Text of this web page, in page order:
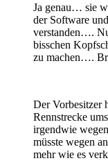
Ja genau… sie
der Software
verstanden….
bisschen
zu machen….
Der Vorbesitzer
Rennstrecke
irgendwie
müsste wegen
mehr wie es